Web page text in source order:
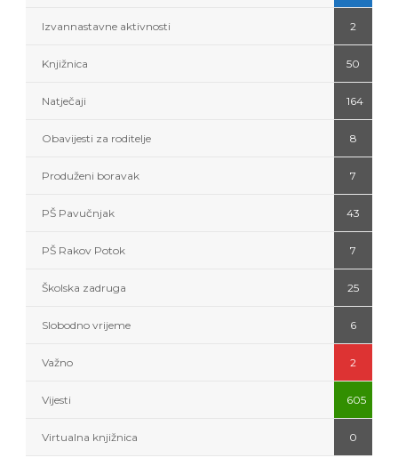
Izvannastavne aktivnosti 2
Knjižnica 50
Natječaji 164
Obavijesti za roditelje 8
Produženi boravak 7
PŠ Pavučnjak 43
PŠ Rakov Potok 7
Školska zadruga 25
Slobodno vrijeme 6
Važno 2
Vijesti 605
Virtualna knjižnica 0